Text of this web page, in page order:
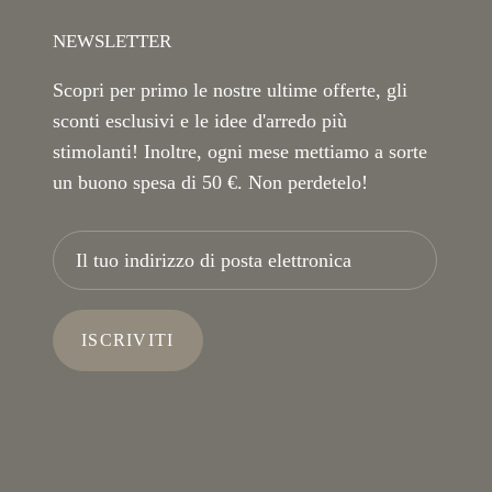
NEWSLETTER
Scopri per primo le nostre ultime offerte, gli
sconti esclusivi e le idee d'arredo più
stimolanti! Inoltre, ogni mese mettiamo a sorte
un buono spesa di 50 €. Non perdetelo!
ISCRIVITI